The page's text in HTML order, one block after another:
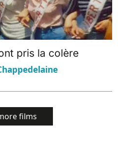
pris la colère
films